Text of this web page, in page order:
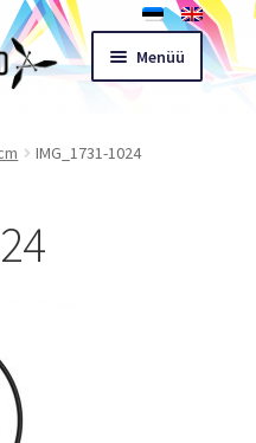
Menüü
IMG_1731-1024